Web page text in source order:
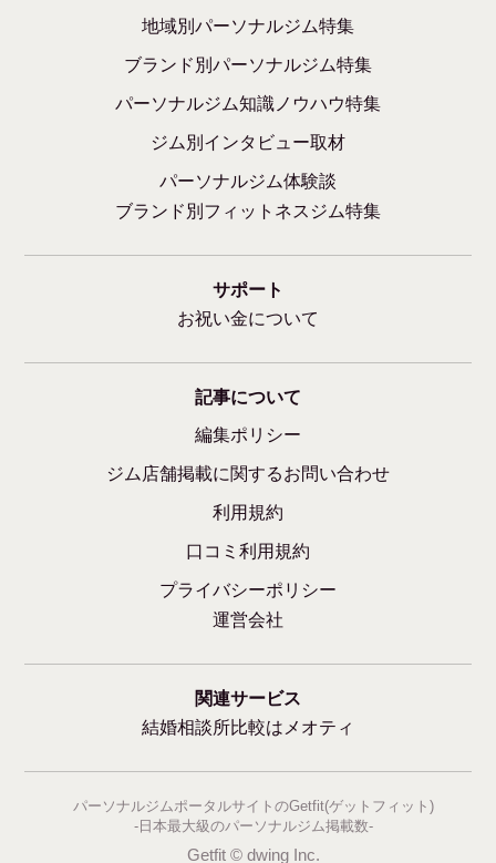
地域別パーソナルジム特集
ブランド別パーソナルジム特集
パーソナルジム知識ノウハウ特集
ジム別インタビュー取材
パーソナルジム体験談
ブランド別フィットネスジム特集
サポート
お祝い金について
記事について
編集ポリシー
ジム店舗掲載に関するお問い合わせ
利用規約
口コミ利用規約
プライバシーポリシー
運営会社
関連サービス
結婚相談所比較はメオティ
パーソナルジムポータルサイトのGetfit(ゲットフィット)
-日本最大級のパーソナルジム掲載数-
Getfit © dwing Inc.